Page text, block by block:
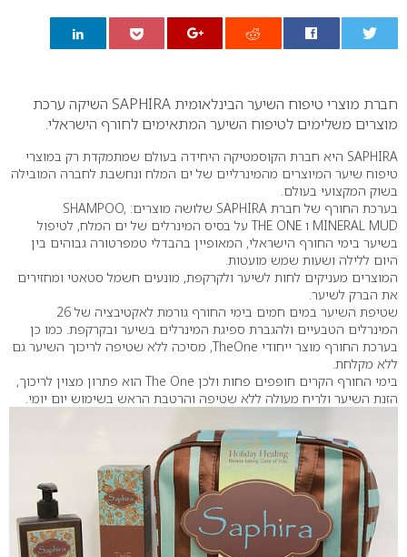
חברת מוצרי טיפוח השיער הבינלאומית SAPHIRA השיקה ערכת
מוצרים משלימים לטיפוח השיער המתאימים לחורף הישראלי.
SAPHIRA היא חברת הקוסמטיקה היחידה בעולם שמתמקדת רק במוצרי
טיפוח שיער המיוצרים מהמינרליים של ים המלח ונחשבת לחברה המובילה
בשוק המקצועי בעולם.
בערכת החורף של חברת SAPHIRA שלושה מוצרים: SHAMPOO,
MINERAL MUD ו THE ONE על בסיס המינרלים של ים המלח, לטיפול
בשיער בימי החורף הישראלי, המאופיין בהבדלי טמפרטורה גבוהים בין
היום ללילה ושעות שמש מועטות.
המוצרים מעניקים לחות לשיער ולקרקפת, מונעים חשמל סטאטי ומחזירים
את הברק לשיער.
שטיפת השיער במים חמים בימי החורף גורמת לאקטיבציה של 26
המינרלים הטבעיים ולהגברת ספיגת המינרלים בשיער ובקרקפת. כמו כן
בערכת החורף מוצר ייחודי TheOne, מסיכה ללא שטיפה לריכוך השיער גם
ללא מקלחת.
בימי החורף הקרים חופפים פחות ולכן The One הוא פתרון מצוין לריכוך,
הזנת השיער ולריח מעולה ללא שטיפה והרטבת הראש בשימוש יום יומי.